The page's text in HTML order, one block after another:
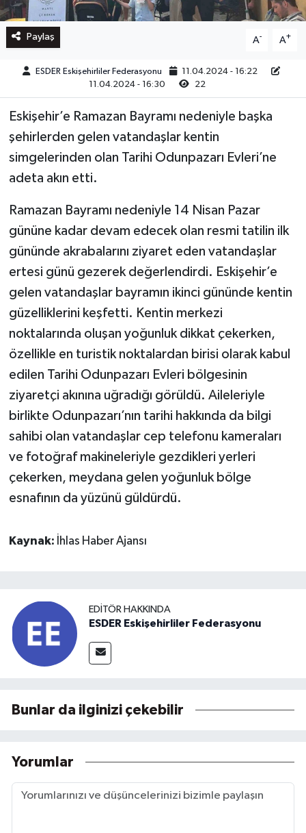
Paylaş A- A+
ESDER Eskişehirliler Federasyonu
11.04.2024 - 16:22
11.04.2024 - 16:30
22
Eskişehir’e Ramazan Bayramı nedeniyle başka
şehirlerden gelen vatandaşlar kentin
simgelerinden olan Tarihi Odunpazarı Evleri’ne
adeta akın etti.
Ramazan Bayramı nedeniyle 14 Nisan Pazar
gününe kadar devam edecek olan resmi tatilin ilk
gününde akrabalarını ziyaret eden vatandaşlar
ertesi günü gezerek değerlendirdi. Eskişehir’e
gelen vatandaşlar bayramın ikinci gününde kentin
güzelliklerini keşfetti. Kentin merkezi
noktalarında oluşan yoğunluk dikkat çekerken,
özellikle en turistik noktalardan birisi olarak kabul
edilen Tarihi Odunpazarı Evleri bölgesinin
ziyaretçi akınına uğradığı görüldü. Aileleriyle
birlikte Odunpazarı’nın tarihi hakkında da bilgi
sahibi olan vatandaşlar cep telefonu kameraları
ve fotoğraf makineleriyle gezdikleri yerleri
çekerken, meydana gelen yoğunluk bölge
esnafının da yüzünü güldürdü.
Kaynak: İhlas Haber Ajansı
EDITÖR HAKKINDA
ESDER Eskişehirliler Federasyonu
Bunlar da ilginizi çekebilir
Yorumlar